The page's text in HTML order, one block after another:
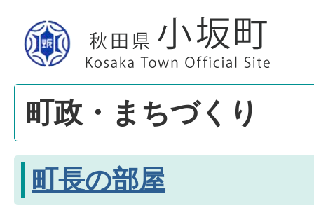
町政・まちづくり
町長の部屋